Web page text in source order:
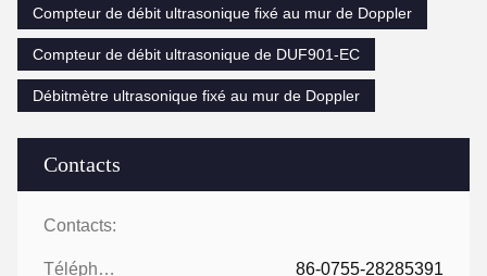
Contacts
Contacts:
Téléphone: 86-0755-28285391
Compteur de débit ultrasonique fixé au mur de Doppler
Compteur de débit ultrasonique de DUF901-EC
Débitmètre ultrasonique fixé au mur de Doppler